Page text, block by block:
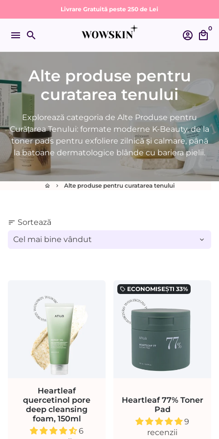
la
conținut
Livrare Gratuită peste 250 de Lei
menu search account_circle local_mall
0
Alte produse pentru
curatarea tenului
Explorează categoria de Alte Produse pentru
Curățarea Tenului: formate moderne K-Beauty, de la
toner pads pentru exfoliere zilnică și calmare, până
la batoane dermatologice blânde cu bariera pielii.
home keyboard_arrow_right Alte produse pentru curatarea tenului
sort Sortează
Heartleaf
quercetinol pore
deep cleansing
foam, 150ml
6
local_offer ECONOMISEȘTI 33%
Heartleaf 77% Toner
Pad
9
recenzii